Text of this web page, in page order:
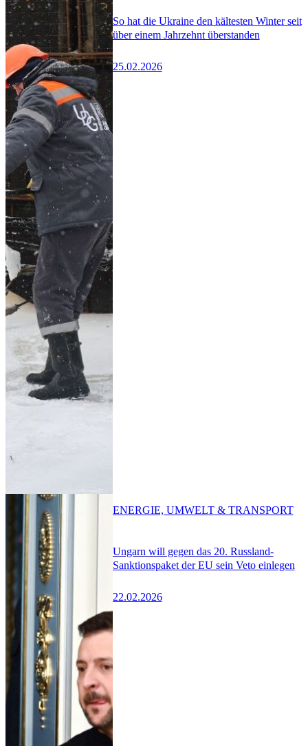
So hat die Ukraine den kältesten Winter seit
über einem Jahrzehnt überstanden
25.02.2026
Ungarn will gegen das 20. Russland-
Sanktionspaket der EU sein Veto einlegen
22.02.2026
ENERGIE, UMWELT & TRANSPORT